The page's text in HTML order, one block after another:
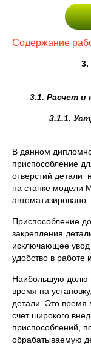
Содержание
3.
3.1. Расчет и
3.1.1.
В данном
приспособление
отверстий
на станке модели
автоматизировано.
Приспособление
закрепления
исключающее увод
удобство в работе
Наибольшую долю
время на
детали. Это время
счет широкого
приспособлений,
обрабатываемую